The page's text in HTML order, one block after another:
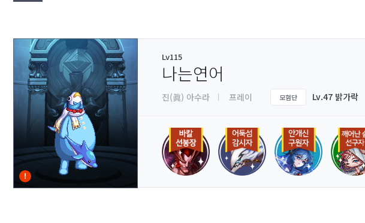
Lv115
나는연어
진(眞) 아수라 프레이 모험단 Lv.47 밝가락